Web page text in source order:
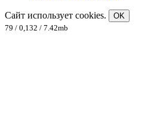
Сайт использует cookies.
OK
79 / 0,132 / 7.42mb